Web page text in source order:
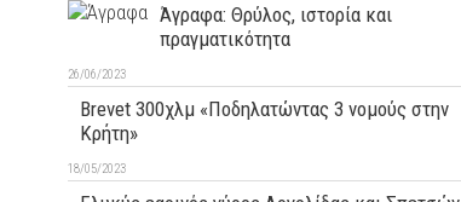
Άγραφα: Θρύλος, ιστορία και
πραγματικότητα
26/06/2023
Brevet 300χλμ «Ποδηλατώντας 3 νομούς στην
Κρήτη»
18/05/2023